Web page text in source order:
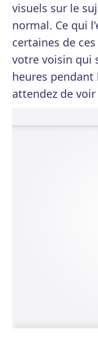
visuels sur le
normal. Ce qui
certaines de
votre voisin qui
heures
attendez de